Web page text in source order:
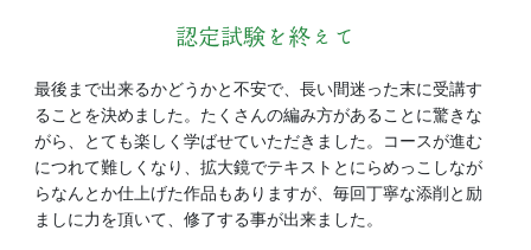
認定試験を終えて
最後まで出来るかどうかと不安で、長い間迷った末に受講す
ることを決めました。たくさんの編み方があることに驚きな
がら、とても楽しく学ばせていただきました。コースが進む
につれて難しくなり、拡大鏡でテキストとにらめっこしなが
らなんとか仕上げた作品もありますが、毎回丁寧な添削と励
ましに力を頂いて、修了する事が出来ました。